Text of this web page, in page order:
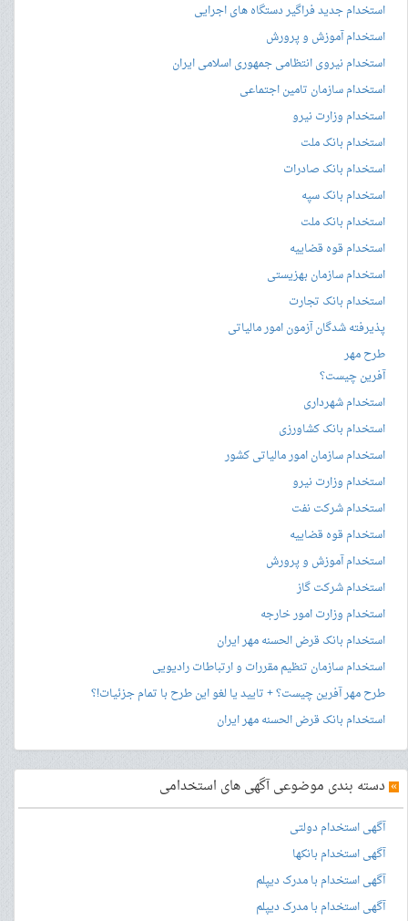
استخدام جدید فراگیر دستگاه های اجرایی
استخدام آموزش و پرورش
استخدام نیروی انتظامی جمهوری اسلامی ایران
استخدام سازمان تامین اجتماعی
استخدام وزارت نیرو
استخدام بانک ملت
استخدام بانک صادرات
استخدام بانک سپه
استخدام بانک ملت
استخدام قوه قضاییه
استخدام سازمان بهزیستی
استخدام بانک تجارت
پذیرفته شدگان آزمون امور مالیاتی
طرح مهر
آفرین چیست؟
استخدام شهرداری
استخدام بانک کشاورزی
استخدام سازمان امور مالیاتی کشور
استخدام وزارت نیرو
استخدام شرکت نفت
استخدام قوه قضاییه
استخدام آموزش و پرورش
استخدام شرکت گاز
استخدام وزارت امور خارجه
استخدام بانک قرض الحسنه مهر ایران
استخدام سازمان تنظیم مقررات و ارتباطات رادیویی
طرح مهر آفرین چیست؟ + تایید یا لغو این طرح با تمام جزئیات!؟
استخدام بانک قرض الحسنه مهر ایران
» دسته بندی موضوعی آگهی های استخدامی
آگهی استخدام دولتی
آگهی استخدام بانکها
آگهی استخدام با مدرک دیپلم
آگهی استخدام با مدرک دیپلم